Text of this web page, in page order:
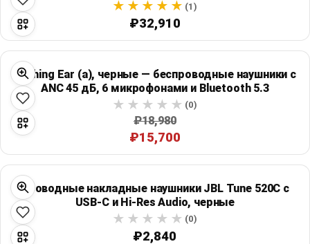
(1)
₽32,910
Nothing Ear (a), черные — беспроводные наушники с
ANC 45 дБ, 6 микрофонами и Bluetooth 5.3
(0)
₽18,980
₽15,700
Проводные накладные наушники JBL Tune 520C с
USB-C и Hi-Res Audio, черные
(0)
₽2,840